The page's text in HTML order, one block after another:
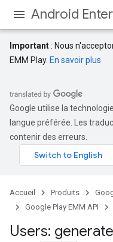
Android
Important: Nous
EMM Play. En savoir plus
Google utilise la
langue préférée. Les
contenir des erreurs.
Accueil Produits
Google Play EMM API
Users: generate